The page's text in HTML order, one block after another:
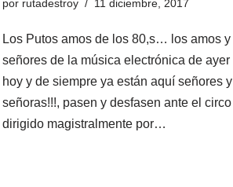
por rutadestroy 11 diciembre, 2017
Los Putos amos de los 80,s… los amos y
señores de la música electrónica de ayer
hoy y de siempre ya están aquí señores y
señoras!!!, pasen y desfasen ante el circo
dirigido magistralmente por…